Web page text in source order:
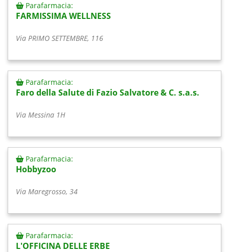
Parafarmacia:
FARMISSIMA WELLNESS
Via PRIMO SETTEMBRE, 116
Parafarmacia:
Faro della Salute di Fazio Salvatore & C. s.a.s.
Via Messina 1H
Parafarmacia:
Hobbyzoo
Via Maregrosso, 34
Parafarmacia:
L'OFFICINA DELLE ERBE